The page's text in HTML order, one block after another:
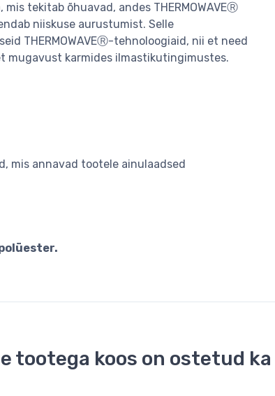
tekitab õhuavad, andes THERMOWAVEⓇ
niiskuse aurustumist. Selle
THERMOWAVEⓇ-tehnoloogiaid, nii et need
mugavust karmides ilmastikutingimustes.
mis annavad tootele ainulaadsed
tootega koos on ostetud ka